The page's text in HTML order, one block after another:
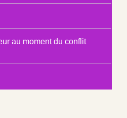
au moment du conflit